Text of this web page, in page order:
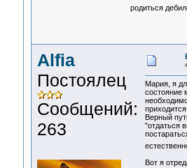
родиться
Alfia
Постоялец
Сообщений:
263
Мария, я
состояние
Верный
"отдаться
Вот я